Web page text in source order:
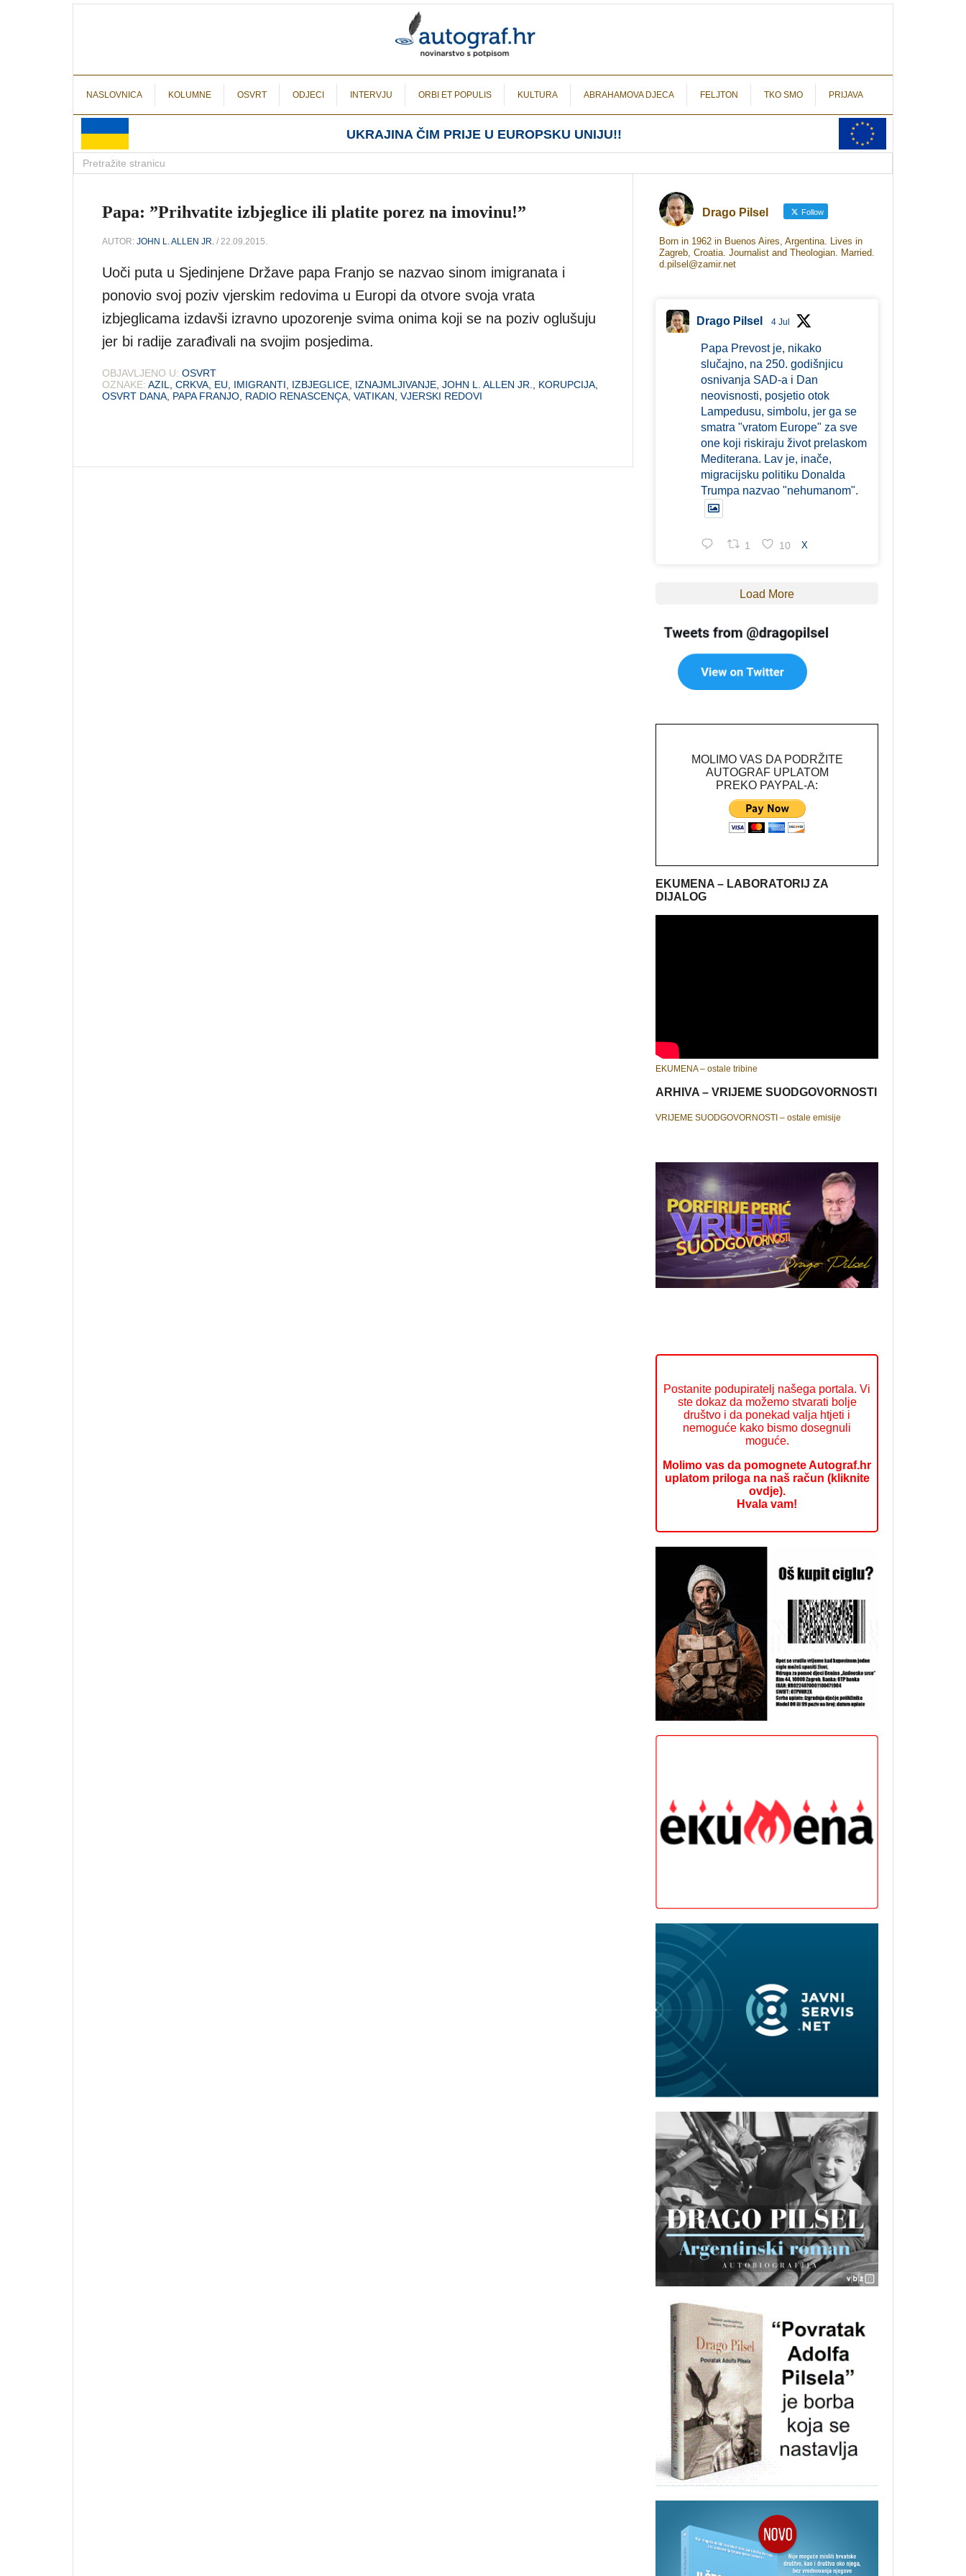
NASLOVNICA KOLUMNE OSVRT ODJECI INTERVJU ORBI ET POPULIS KULTURA ABRAHAMOVA DJECA FELJTON TKO SMO PRIJAVA
UKRAJINA ČIM PRIJE U EUROPSKU UNIJU!!
Papa: ”Prihvatite izbjeglice ili platite porez na imovinu!”
AUTOR: JOHN L. ALLEN JR. / 22.09.2015.
Uoči puta u Sjedinjene Države papa Franjo se nazvao sinom imigranata i
ponovio svoj poziv vjerskim redovima u Europi da otvore svoja vrata
izbjeglicama izdavši izravno upozorenje svima onima koji se na poziv oglušuju
jer bi radije zarađivali na svojim posjedima.
OBJAVLJENO U: OSVRT
OZNAKE: AZIL CRKVA EU IMIGRANTI IZBJEGLICE IZNAJMLJIVANJE JOHN L. ALLEN JR. KORUPCIJA
OSVRT DANA PAPA FRANJO RADIO RENASCENÇA VATIKAN VJERSKI REDOVI
Drago Pilsel Follow
Born in 1962 in Buenos Aires, Argentina. Lives in
Zagreb, Croatia. Journalist and Theologian. Married.
d.pilsel@zamir.net
Drago Pilsel 4 Jul
Papa Prevost je, nikako
slučajno, na 250. godišnjicu
osnivanja SAD-a i Dan
neovisnosti, posjetio otok
Lampedusu, simbolu, jer ga se
smatra "vratom Europe" za sve
one koji riskiraju život prelaskom
Mediterana. Lav je, inače,
migracijsku politiku Donalda
Trumpa nazvao "nehumanom".
1 10 X
Load More
MOLIMO VAS DA PODRŽITE
AUTOGRAF UPLATOM
PREKO PAYPAL-A:
EKUMENA – LABORATORIJ ZA
DIJALOG
EKUMENA – ostale tribine
ARHIVA – VRIJEME SUODGOVORNOSTI
VRIJEME SUODGOVORNOSTI – ostale emisije
Postanite podupiratelj našega portala. Vi
ste dokaz da možemo stvarati bolje
društvo i da ponekad valja htjeti i
nemoguće kako bismo dosegnuli
moguće.
Molimo vas da pomognete Autograf.hr
uplatom priloga na naš račun (kliknite
ovdje).
Hvala vam!